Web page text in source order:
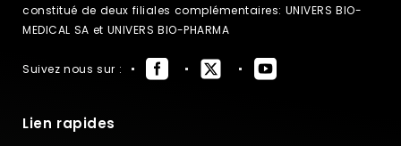
constitué de deux filiales complémentaires: UNIVERS BIO-
MEDICAL SA et UNIVERS BIO-PHARMA
Suivez nous sur :
Lien rapides